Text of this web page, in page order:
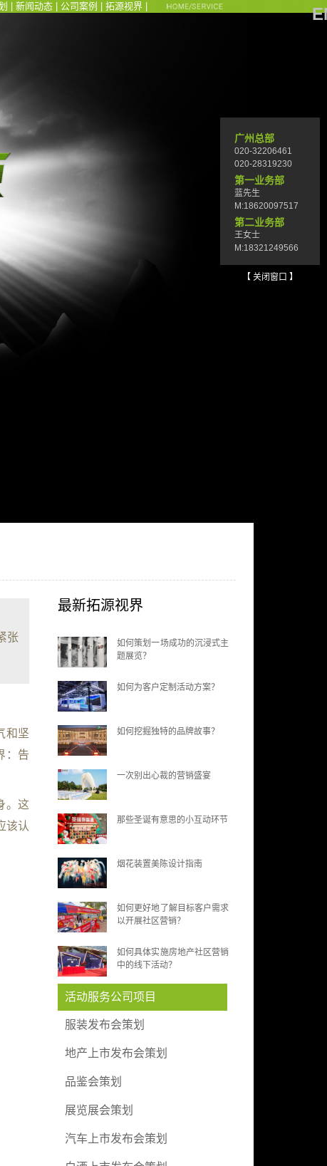
新闻动态 公司案例 拓源视界
张
和坚
：告
。这
该认
最新拓源视界
如何策划一场成功的沉浸式主
题展览？
如何为客户定制活动方案？
如何挖掘独特的品牌故事？
一次别出心裁的营销盛宴
那些圣诞有意思的小互动环节
烟花装置美陈设计指南
如何更好地了解目标客户需求
以开展社区营销？
如何具体实施房地产社区营销
中的线下活动？
活动服务公司项目
服装发布会策划
地产上市发布会策划
品鉴会策划
展览展会策划
汽车上市发布会策划
广州总部
020-32206461
020-28319230
第一业务部
蓝先生
M:18620097517
第二业务部
王女士
M:18321249566
【 关闭窗口 】